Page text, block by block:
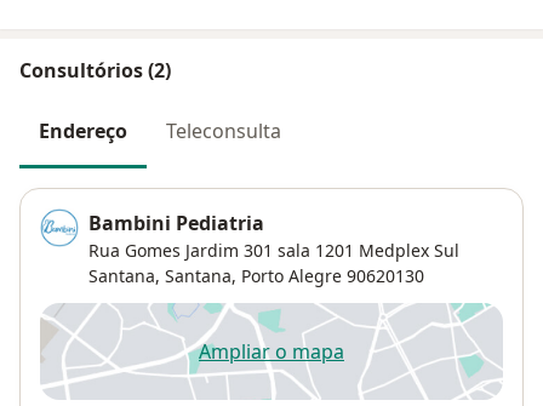
Consultórios (2)
Endereço Teleconsulta
Bambini Pediatria
Rua Gomes Jardim 301 sala 1201 Medplex Sul
Santana, Santana, Porto Alegre 90620130
Ampliar o mapaabre num novo separador